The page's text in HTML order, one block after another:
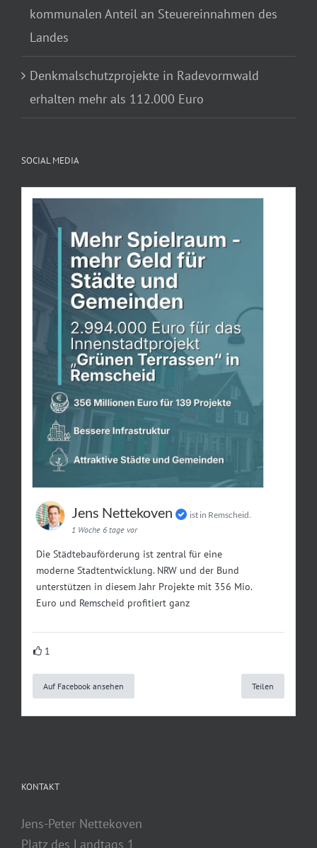
kommunalen Anteil an Steuereinnahmen des
Landes
Denkmalschutzprojekte in Radevormwald
erhalten mehr als 112.000 Euro
SOCIAL MEDIA
Jens Nettekoven
ist in Remscheid.
1 Woche 6 tage vor
Die Städtebauförderung ist zentral für eine
moderne Stadtentwicklung. NRW und der Bund
unterstützen in diesem Jahr Projekte mit 356 Mio.
Euro und Remscheid profitiert ganz
1
Auf Facebook ansehen Teilen
KONTAKT
Jens-Peter Nettekoven
Platz des Landtags 1